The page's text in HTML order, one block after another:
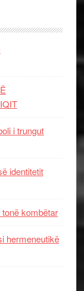
i trungut
identitetit
tonë kombëtar
hermeneutikë